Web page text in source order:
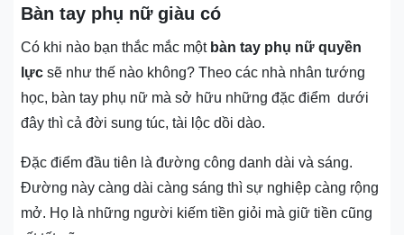
Bàn tay phụ nữ giàu có
Có khi nào bạn thắc mắc một bàn tay phụ nữ quyền
lực sẽ như thế nào không? Theo các nhà nhân tướng
học, bàn tay phụ nữ mà sở hữu những đặc điểm dưới
đây thì cả đời sung túc, tài lộc dồi dào.
Đặc điểm đầu tiên là đường công danh dài và sáng.
Đường này càng dài càng sáng thì sự nghiệp càng rộng
mở. Họ là những người kiếm tiền giỏi mà giữ tiền cũng